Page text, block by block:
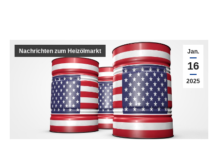
Jan.
16
2025
Nachrichten zum Heizölmarkt